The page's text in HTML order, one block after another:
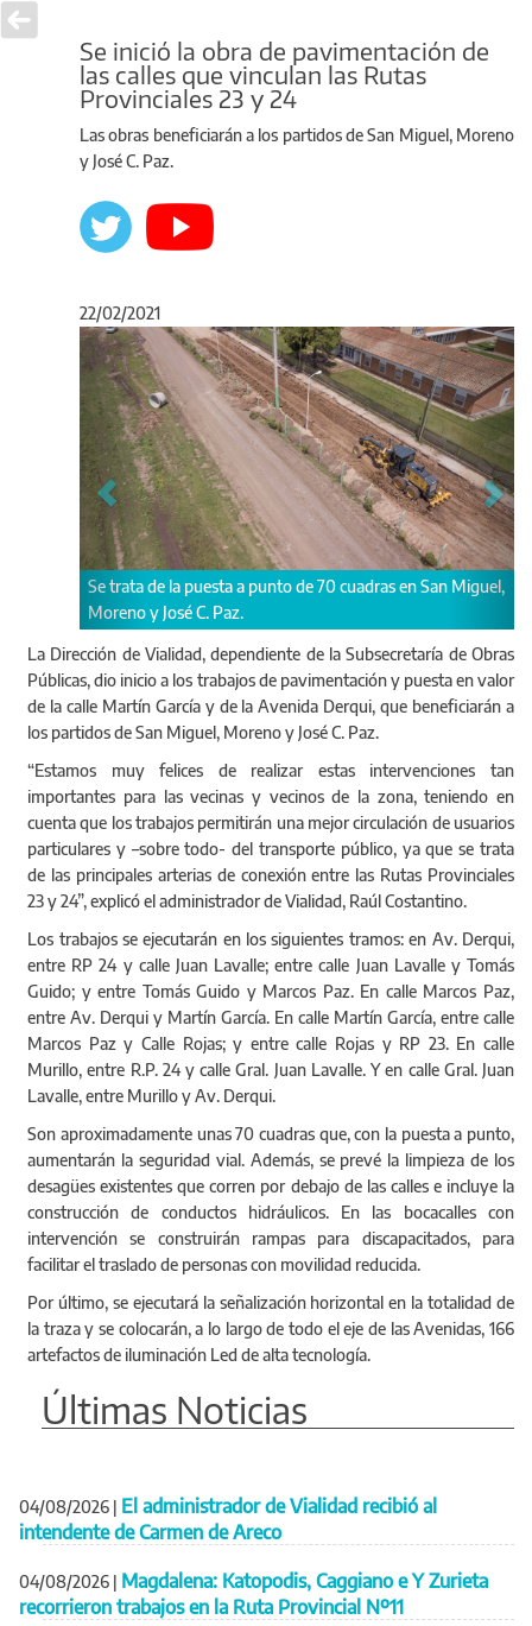
Se inició la obra de pavimentación de
las calles que vinculan las Rutas
Provinciales 23 y 24
Las obras beneficiarán a los partidos de San Miguel, Moreno
y José C. Paz.
22/02/2021
a punto de 70 cuadras en San Miguel,
Los trabajos aumentarán la
Anterior
La Dirección de Vialidad, dependiente de la Subsecretaría de Obras
Públicas, dio inicio a los trabajos de pavimentación y puesta en valor
de la calle Martín García y de la Avenida Derqui, que beneficiarán a
los partidos de San Miguel, Moreno y José C. Paz.
“Estamos muy felices de realizar estas intervenciones tan
importantes para las vecinas y vecinos de la zona, teniendo en
cuenta que los trabajos permitirán una mejor circulación de usuarios
particulares y –sobre todo- del transporte público, ya que se trata
de las principales arterias de conexión entre las Rutas Provinciales
23 y 24”, explicó el administrador de Vialidad, Raúl Costantino.
Los trabajos se ejecutarán en los siguientes tramos: en Av. Derqui,
entre RP 24 y calle Juan Lavalle; entre calle Juan Lavalle y Tomás
Guido; y entre Tomás Guido y Marcos Paz. En calle Marcos Paz,
entre Av. Derqui y Martín García. En calle Martín García, entre calle
Marcos Paz y Calle Rojas; y entre calle Rojas y RP 23. En calle
Murillo, entre R.P. 24 y calle Gral. Juan Lavalle. Y en calle Gral. Juan
Lavalle, entre Murillo y Av. Derqui.
Son aproximadamente unas 70 cuadras que, con la puesta a punto,
aumentarán la seguridad vial. Además, se prevé la limpieza de los
desagües existentes que corren por debajo de las calles e incluye la
construcción de conductos hidráulicos. En las bocacalles con
intervención se construirán rampas para discapacitados, para
facilitar el traslado de personas con movilidad reducida.
Por último, se ejecutará la señalización horizontal en la totalidad de
la traza y se colocarán, a lo largo de todo el eje de las Avenidas, 166
artefactos de iluminación Led de alta tecnología.
Últimas Noticias
04/08/2026
El administrador de Vialidad recibió al
intendente de Carmen de Areco
04/08/2026
Magdalena: Katopodis, Caggiano e Y Zurieta
recorrieron trabajos en la Ruta Provincial Nº11